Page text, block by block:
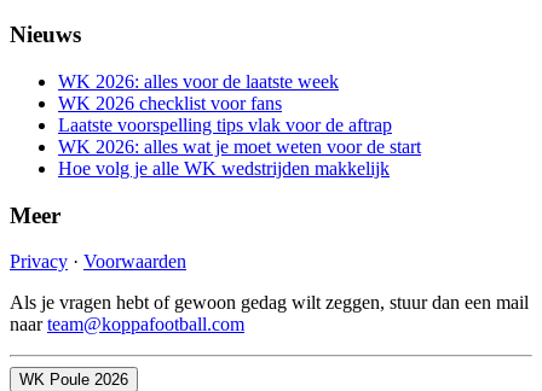
Nieuws
WK 2026: alles voor de laatste week
WK 2026 checklist voor fans
Laatste voorspelling tips vlak voor de aftrap
WK 2026: alles wat je moet weten voor de start
Hoe volg je alle WK wedstrijden makkelijk
Meer
Privacy · Voorwaarden
Als je vragen hebt of gewoon gedag wilt zeggen, stuur dan een mail
naarteam@koppafootball.com
WK Poule 2026